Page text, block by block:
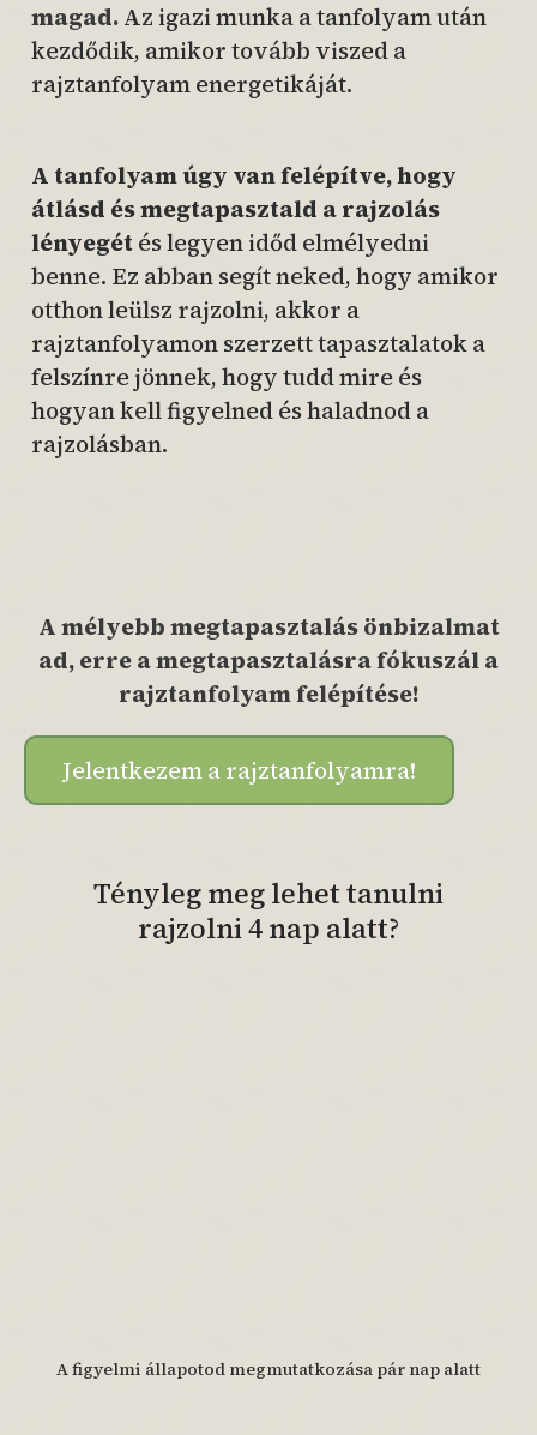
magad.Az igazi munka a tanfolyam után
kezdődik, amikor tovább viszed a
rajztanfolyam energetikáját.
A tanfolyam úgy van felépítve, hogy
átlásd és megtapasztald a rajzolás
lényegétés legyen időd elmélyedni
benne. Ez abban segít neked, hogy amikor
otthon leülsz rajzolni, akkor a
rajztanfolyamon szerzett tapasztalatok a
felszínre jönnek, hogy tudd mire és
hogyan kell figyelned és haladnod a
rajzolásban.
A mélyebb megtapasztalás önbizalmat
ad, erre a megtapasztalásra fókuszál a
rajztanfolyam felépítése!
Jelentkezem a rajztanfolyamra!
Tényleg meg lehet tanulni
rajzolni 4 nap alatt?
A figyelmi állapotod megmutatkozása pár nap alatt